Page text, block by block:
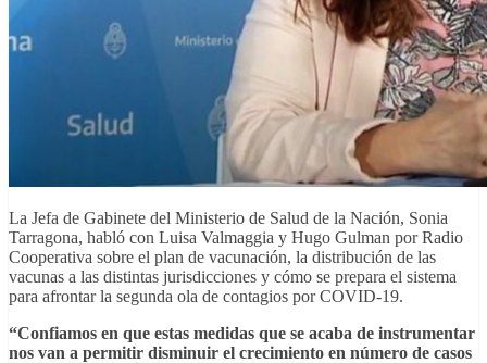
La Jefa de Gabinete del Ministerio de Salud de la Nación, Sonia
Tarragona, habló con Luisa Valmaggia y Hugo Gulman por Radio
Cooperativa sobre el plan de vacunación, la distribución de las
vacunas a las distintas jurisdicciones y cómo se prepara el sistema
para afrontar la segunda ola de contagios por COVID-19.
“Confiamos en que estas medidas que se acaba de instrumentar
nos van a permitir disminuir el crecimiento en número de casos